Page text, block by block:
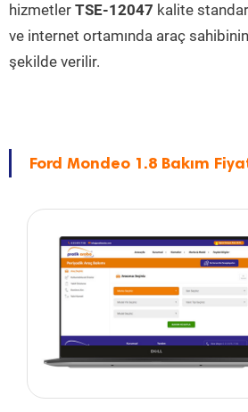
hizmetler TSE-12047 kalite
ve internet ortamında araç
şekilde verilir.
Ford Mondeo 1.8 Bakım